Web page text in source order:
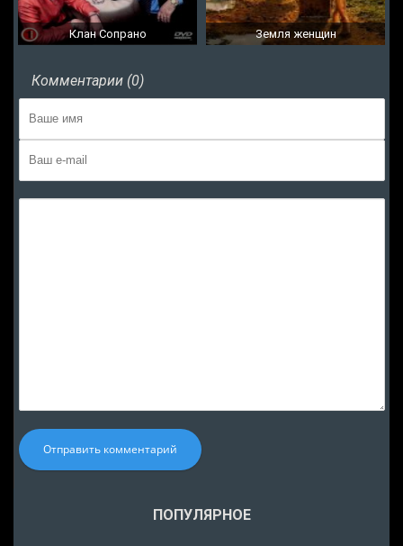
Клан Сопрано Земля женщин
Комментарии (0)
Отправить комментарий
ПОПУЛЯРНОЕ